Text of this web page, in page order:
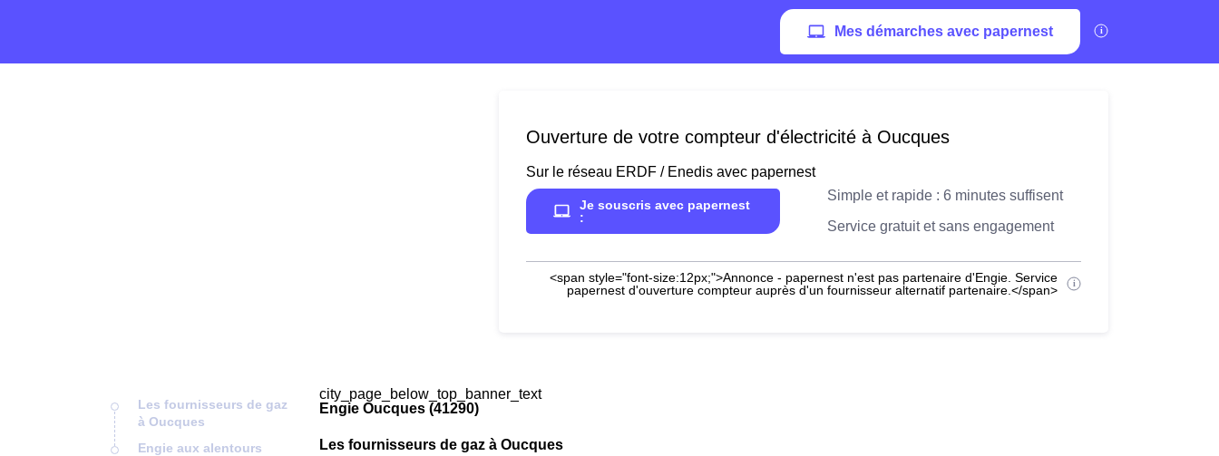
Mes démarches avec papernest
Ouverture de votre compteur d'électricité à Oucques
Sur le réseau ERDF / Enedis avec papernest
Je souscris avec papernest
:
Simple et rapide : 6 minutes suffisent
Service gratuit et sans engagement
<span style="font-size:12px;">Annonce - papernest n'est pas partenaire d'Engie. Service
papernest d'ouverture compteur auprès d'un fournisseur alternatif partenaire.</span>
Les fournisseurs de gaz
à Oucques
Engie aux alentours
city_page_below_top_banner_text
Engie Oucques (41290)
Les fournisseurs de gaz à Oucques